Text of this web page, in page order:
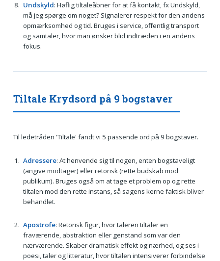
Undskyld: Høflig tiltaleåbner for at få kontakt, fx Undskyld,
må jeg spørge om noget? Signalerer respekt for den andens
opmærksomhed og tid. Bruges i service, offentlig transport
og samtaler, hvor man ønsker blid indtræden i en andens
fokus.
Tiltale Krydsord på 9 bogstaver
Til ledetråden 'Tiltale' fandt vi 5 passende ord på 9 bogstaver.
Adressere: At henvende sig til nogen, enten bogstaveligt
(angive modtager) eller retorisk (rette budskab mod
publikum). Bruges også om at tage et problem op og rette
tiltalen mod den rette instans, så sagens kerne faktisk bliver
behandlet.
Apostrofe: Retorisk figur, hvor taleren tiltaler en
fraværende, abstraktion eller genstand som var den
nærværende. Skaber dramatisk effekt og nærhed, og ses i
poesi, taler og litteratur, hvor tiltalen intensiverer forbindelse